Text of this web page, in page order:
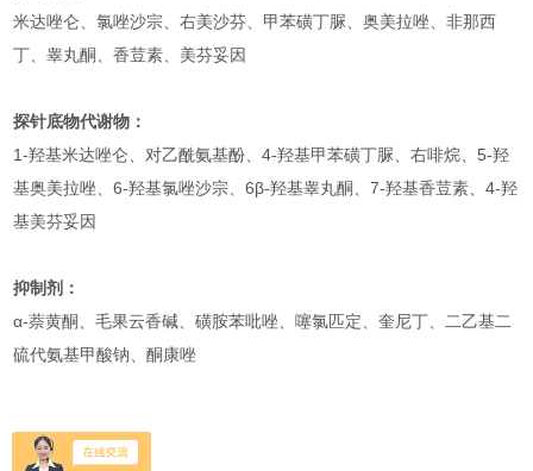
米达唑仑、氯唑沙宗、右美沙芬、甲苯磺丁脲、奥美拉唑、非那西
丁、睾丸酮、香荳素、美芬妥因
探针底物代谢物：
1-羟基米达唑仑、对乙酰氨基酚、4-羟基甲苯磺丁脲、右啡烷、5-羟
基奥美拉唑、6-羟基氯唑沙宗、6β-羟基睾丸酮、7-羟基香荳素、4-羟
基美芬妥因
抑制剂：
α-萘黄酮、毛果云香碱、磺胺苯吡唑、噻氯匹定、奎尼丁、二乙基二
硫代氨基甲酸钠、酮康唑